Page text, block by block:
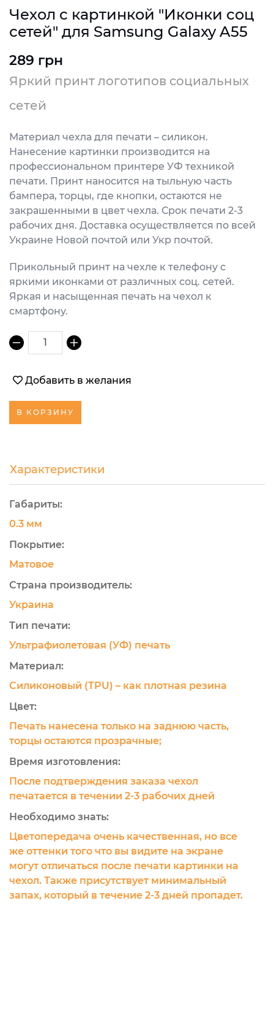
Чехол с картинкой "Иконки соц
сетей" для Samsung Galaxy A55
289 грн
Яркий принт логотипов социальных
сетей
Материал чехла для печати – силикон.
Нанесение картинки производится на
профессиональном принтере УФ техникой
печати. Принт наносится на тыльную часть
бампера, торцы, где кнопки, остаются не
закрашенными в цвет чехла. Срок печати 2-3
рабочих дня. Доставка осуществляется по всей
Украине Новой почтой или Укр почтой.
Прикольный принт на чехле к телефону с
яркими иконками от различных соц. сетей.
Яркая и насыщенная печать на чехол к
смартфону.
1
Добавить в желания
В КОРЗИНУ
Характеристики
Габариты:
0.3 мм
Покрытие:
Матовое
Страна производитель:
Украина
Тип печати:
Ультрафиолетовая (УФ) печать
Материал:
Силиконовый (TPU) – как плотная резина
Цвет:
Печать нанесена только на заднюю часть,
торцы остаются прозрачные;
Время изготовления:
После подтверждения заказа чехол
печатается в течении 2-3 рабочих дней
Необходимо знать:
Цветопередача очень качественная, но все
же оттенки того что вы видите на экране
могут отличаться после печати картинки на
чехол. Также присутствует минимальный
запах, который в течение 2-3 дней пропадет.